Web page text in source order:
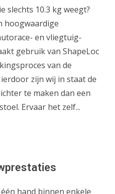
slechts 10.3 kg weegt?
hoogwaardige
en vliegtuig­
gebruik van ShapeLoc
van de
zijn wij in staat de
te maken dan een
Ervaar het zelf...
hand binnen enkele